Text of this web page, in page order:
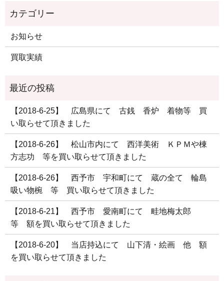
お知らせ
買取実績
【2018-6-25】 広島県にて 古銭 香炉 着物等 買
い取らせて頂きました
【2018-6-26】 松山市内にて 西洋美術 ＫＰＭや棟
方志功 等を買い取らせて頂きました
【2018-6-26】 西予市 宇和町にて 蔵の全て 輪島
吸い物椀 等 買い取らせて頂きました
【2018-6-21】 西予市 愛南町にて 畦地梅太郎
等 額を買い取らせて頂きました
【2018-6-20】 当店持込にて 山下清・絵画 他 額
を買い取らせて頂きました